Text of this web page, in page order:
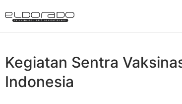
Kegiatan Sentra
Indonesia